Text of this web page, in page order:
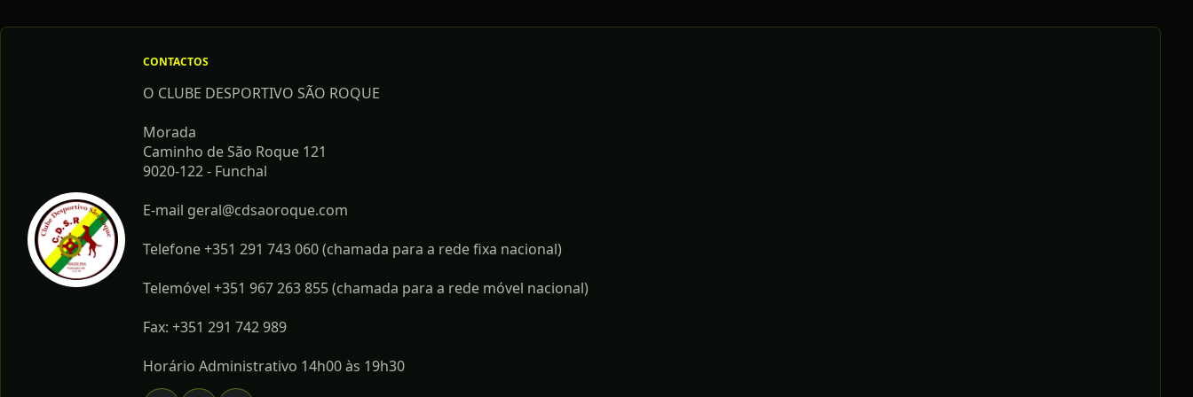
CONTACTOS
O CLUBE DESPORTIVO SÃO ROQUE
Morada
Caminho de São Roque 121
9020-122 - Funchal
E-mail geral@cdsaoroque.com
Telefone +351 291 743 060 (chamada para a rede fixa nacional)
Telemóvel +351 967 263 855 (chamada para a rede móvel nacional)
Fax: +351 291 742 989
Horário Administrativo 14h00 às 19h30